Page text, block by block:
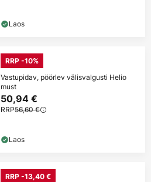
Laos
RRP -10%
Vastupidav, pöörlev välisvalgusti Helio
must
50,94 €
RRP56,60 €
Laos
RRP -13,40 €